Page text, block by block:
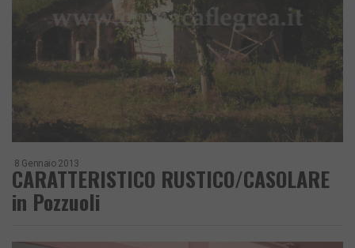
8 Gennaio 2013
CARATTERISTICO RUSTICO/CASOLARE
in Pozzuoli